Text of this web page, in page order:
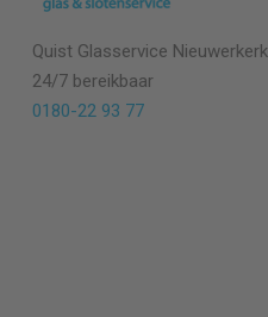
Quist Glasservice
24/7 bereikbaar
0180-22 93 77